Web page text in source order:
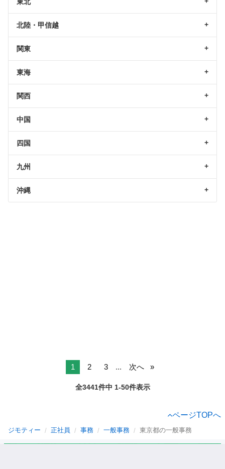
東北
北陸・甲信越
関東
東海
関西
中国
四国
九州
沖縄
1 2 3 ... 次へ
全3441件中 1-50件表示
ページTOPへ
ジモティー 正社員 事務 一般事務 東京都の一般事務